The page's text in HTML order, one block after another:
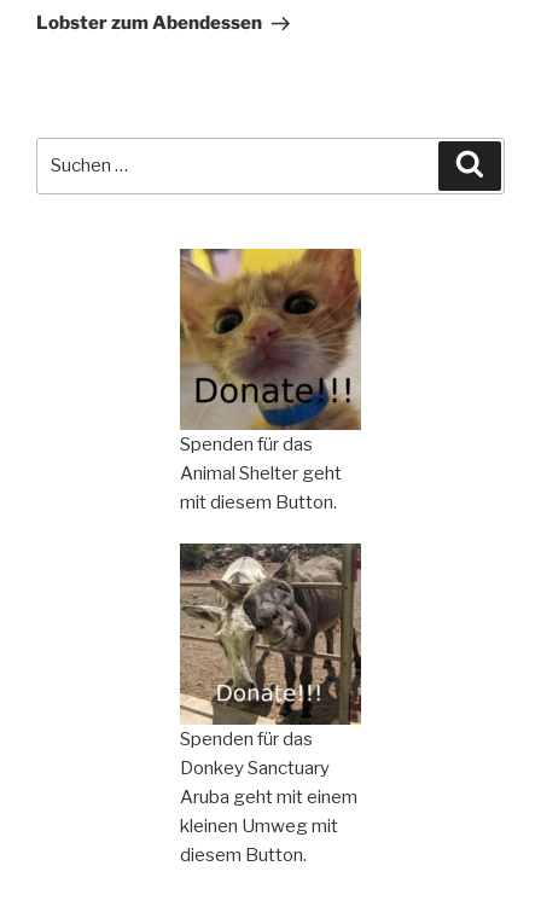
Beitrag
Lobster zum Abendessen
Spenden für das
Animal Shelter geht
mit diesem Button.
Spenden für das
Donkey Sanctuary
Aruba geht mit einem
kleinen Umweg mit
diesem Button.